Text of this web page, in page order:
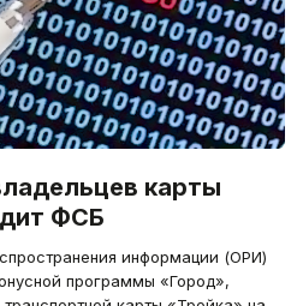
карты
ФСБ
информации (ОРИ)
программы «Город»,